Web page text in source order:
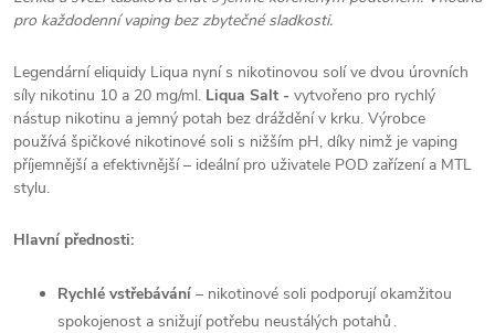
pro každodenní vaping bez zbytečné sladkosti.
Legendární eliquidy Liqua nyní s nikotinovou solí ve dvou úrovních
síly nikotinu 10 a 20 mg/ml. Liqua Salt - vytvořeno pro rychlý
nástup nikotinu a jemný potah bez dráždění v krku. Výrobce
používá špičkové nikotinové soli s nižším pH, díky nimž je vaping
příjemnější a efektivnější – ideální pro uživatele POD zařízení a MTL
stylu.
Hlavní přednosti:
Rychlé vstřebávání – nikotinové soli podporují okamžitou
spokojenost a snižují potřebu neustálých potahů .